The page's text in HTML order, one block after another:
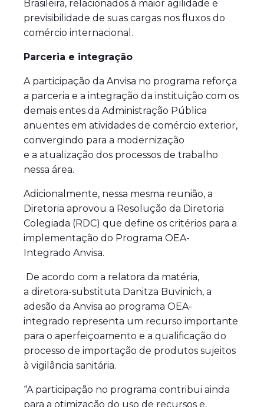
Brasileira, relacionados à maior agilidade e
previsibilidade de suas cargas nos fluxos do
comércio internacional.
Parceria e integração
A participação da Anvisa no programa reforça
a parceria e a integração da instituição com os
demais entes da Administração Pública
anuentes em atividades de comércio exterior,
convergindo para a modernização
e a atualização dos processos de trabalho
nessa área.
Adicionalmente, nessa mesma reunião, a
Diretoria aprovou a Resolução da Diretoria
Colegiada (RDC) que define os critérios para a
implementação do Programa OEA-
Integrado Anvisa.
De acordo com a relatora da matéria,
a diretora-substituta Danitza Buvinich, a
adesão da Anvisa ao programa OEA-
integrado representa um recurso importante
para o aperfeiçoamento e a qualificação do
processo de importação de produtos sujeitos
à vigilância sanitária.
“A participação no programa contribui ainda
para a otimização do uso de recursos e,